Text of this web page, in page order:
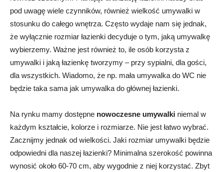
pod uwagę wiele czynników, również wielkość umywalki w
stosunku do całego wnętrza. Często wydaje nam się jednak,
że wyłącznie rozmiar łazienki decyduje o tym, jaką umywalkę
wybierzemy. Ważne jest również to, ile osób korzysta z
umywalki i jaką łazienkę tworzymy – przy sypialni, dla gości,
dla wszystkich. Wiadomo, że np. mała umywalka do WC nie
będzie taka sama jak umywalka do głównej łazienki.
Na rynku mamy dostępne nowoczesne umywalki niemal w
każdym kształcie, kolorze i rozmiarze. Nie jest łatwo wybrać.
Zacznijmy jednak od wielkości. Jaki rozmiar umywalki będzie
odpowiedni dla naszej łazienki? Minimalna szerokość powinna
wynosić około 60-70 cm, aby wygodnie z niej korzystać. Zbyt